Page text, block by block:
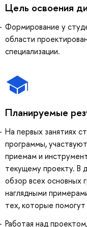
Цель освоения
Формирование у
области
специализации.
Планируемые
На первых занятиях
программы,
приемам и
текущему проекту. В
обзор всех основных
наглядными
тех, которые
Работая над